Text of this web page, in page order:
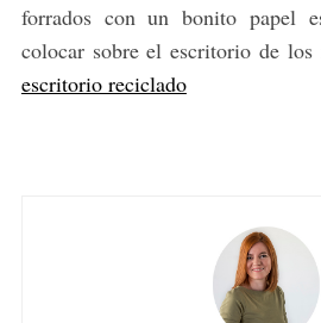
forrados con un bonito papel
colocar sobre el escritorio de
escritorio reciclado